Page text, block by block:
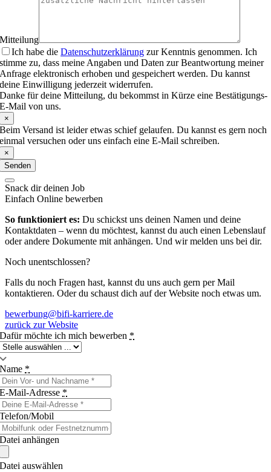
Mitteilung
Ich habe dieDatenschutzerklärung zur Kenntnis genommen. Ich
stimme zu, dass meine Angaben und Daten zur Beantwortung meiner
Anfrage elektronisch erhoben und gespeichert werden. Du kannst
deine Einwilligung jederzeit widerrufen.
Danke für deine Mitteilung, du bekommst in Kürze eine Bestätigungs-
E-Mail von uns.
×
Beim Versand ist leider etwas schief gelaufen. Du kannst es gern noch
einmal versuchen oder uns einfach eine E-Mail schreiben.
×
Senden
Snack dir deinen Job
Einfach Online bewerben
So funktioniert es: Du schickst uns deinen Namen und deine
Kontaktdaten – wenn du möchtest, kannst du auch einen Lebenslauf
oder andere Dokumente mit anhängen. Und wir melden uns bei dir.
Noch unentschlossen?
Falls du noch Fragen hast, kannst du uns auch gern per Mail
kontaktieren. Oder du schaust dich auf der Website noch etwas um.
bewerbung@bifi-karriere.de
zurück zur Website
Dafür möchte ich mich bewerben *
Name *
E-Mail-Adresse *
Telefon/Mobil
Datei anhängen
Datei auswählen